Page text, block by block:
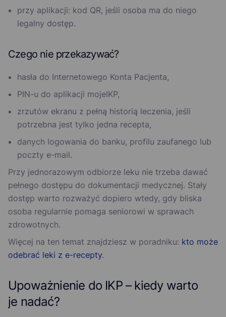
przy aplikacji: kod QR, jeśli osoba ma do niego
legalny dostęp.
Czego nie przekazywać?
hasła do Internetowego Konta Pacjenta,
PIN-u do aplikacji mojeIKP,
zrzutów ekranu z pełną historią leczenia, jeśli
potrzebna jest tylko jedna recepta,
danych logowania do banku, profilu zaufanego lub
poczty e-mail.
Przy jednorazowym odbiorze leku nie trzeba dawać
pełnego dostępu do dokumentacji medycznej. Stały
dostęp warto rozważyć dopiero wtedy, gdy bliska
osoba regularnie pomaga seniorowi w sprawach
zdrowotnych.
Więcej na ten temat znajdziesz w poradniku: kto może
odebrać leki z e-recepty.
Upoważnienie do IKP – kiedy warto
je nadać?